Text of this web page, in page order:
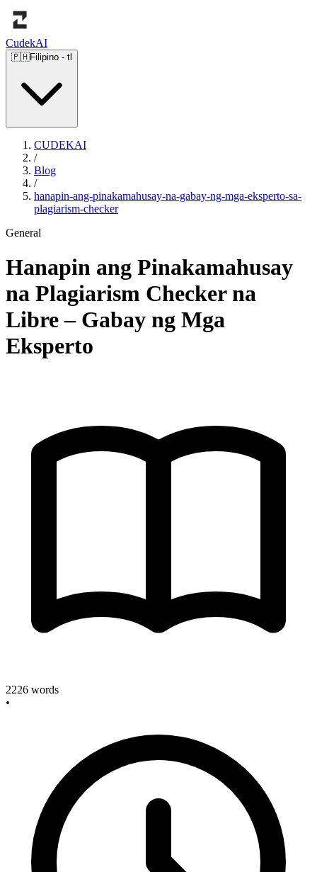
CudekAI
🇵🇭Filipino - tl
CUDEKAI
/
Blog
/
hanapin-ang-pinakamahusay-na-gabay-ng-mga-eksperto-sa-
plagiarism-checker
General
Hanapin ang Pinakamahusay
na Plagiarism Checker na
Libre – Gabay ng Mga
Eksperto
2226 words
•